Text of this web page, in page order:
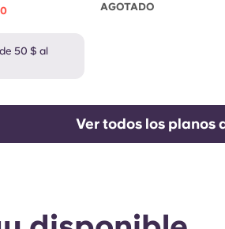
50 $ al
AGOTADO
Ver todos los planos